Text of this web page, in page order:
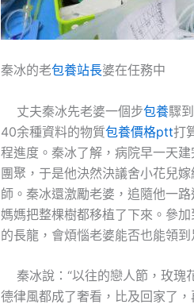
秦冰的老包養站長婆在任務中
丈夫秦冰先老婆一個步包養驟
40余種資料的物質包養價格ptt打
程進度。秦冰了解，病院早一天
團聚，于是他決然決議舍小花兒
師。秦冰還激勵老婆，追隨他一
媽媽把整棵樹都移植了下來。參
的長龍，會煩惱老婆能否也能領到
秦冰說：“以往的戀人節，玫瑰
德律風都成了奢看，比及回家了